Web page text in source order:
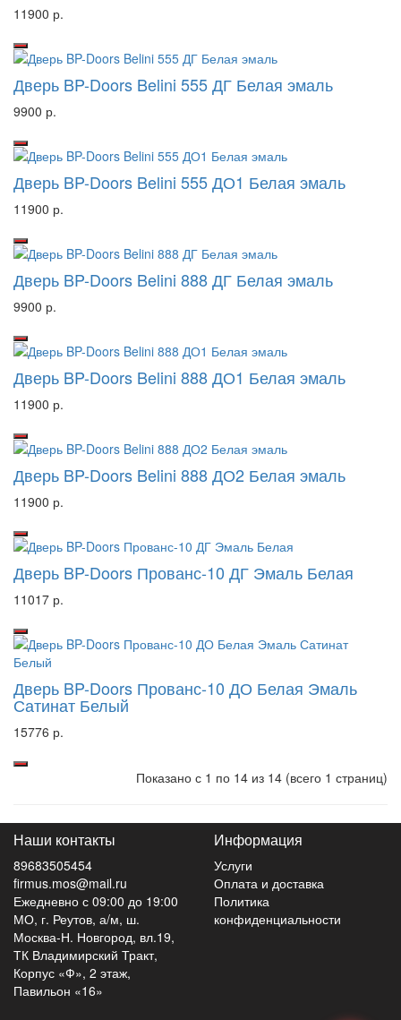
11900 р.
Дверь BP-Doors Belini 555 ДГ Белая эмаль
9900 р.
Дверь BP-Doors Belini 555 ДО1 Белая эмаль
11900 р.
Дверь BP-Doors Belini 888 ДГ Белая эмаль
9900 р.
Дверь BP-Doors Belini 888 ДО1 Белая эмаль
11900 р.
Дверь BP-Doors Belini 888 ДО2 Белая эмаль
11900 р.
Дверь BP-Doors Прованс-10 ДГ Эмаль Белая
11017 р.
Дверь BP-Doors Прованс-10 ДО Белая Эмаль
Сатинат Белый
15776 р.
Показано с 1 по 14 из 14 (всего 1 страниц)
Наши контакты
89683505454
firmus.mos@mail.ru
Ежедневно с 09:00 до 19:00
МО, г. Реутов, а/м, ш.
Москва-Н. Новгород, вл.19,
ТК Владимирский Тракт,
Корпус «Ф», 2 этаж,
Павильон «16»
Информация
Услуги
Оплата и доставка
Политика
конфиденциальности